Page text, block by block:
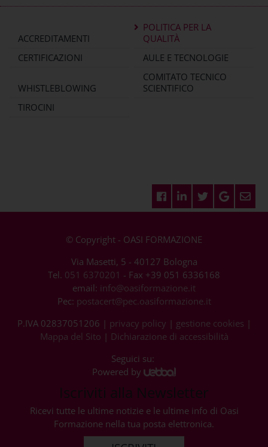
ACCREDITAMENTI
POLITICA PER LA
QUALITÀ
CERTIFICAZIONI
AULE E TECNOLOGIE
WHISTLEBLOWING
COMITATO TECNICO
SCIENTIFICO
TIROCINI
© Copyright - OASI FORMAZIONE
Via Masetti, 5 - 40127 Bologna
Tel. 051 6370201 - Fax +39 051 6336168
email: info@oasiformazione.it
Pec: postacert@pec.oasiformazione.it
P.IVA 02837051206 | privacy policy | gestione cookies |
Mappa del Sito | Dichiarazione di accessibilità
Seguici su:
Powered by
Iscriviti alla Newsletter
Ricevi tutte le ultime notizie e le ultime info di Oasi
Formazione nella tua posta elettronica.